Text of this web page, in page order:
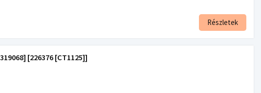
Részletek
[226376 [CT1125]]